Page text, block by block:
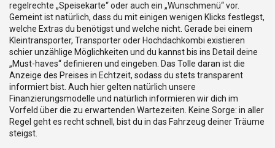
regelrechte „Speisekarte“ oder auch ein „Wunschmenü“ vor.
Gemeint ist natürlich, dass du mit einigen wenigen Klicks festlegst,
welche Extras du benötigst und welche nicht. Gerade bei einem
Kleintransporter, Transporter oder Hochdachkombi existieren
schier unzählige Möglichkeiten und du kannst bis ins Detail deine
„Must-haves“ definieren und eingeben. Das Tolle daran ist die
Anzeige des Preises in Echtzeit, sodass du stets transparent
informiert bist. Auch hier gelten natürlich unsere
Finanzierungsmodelle und natürlich informieren wir dich im
Vorfeld über die zu erwartenden Wartezeiten. Keine Sorge: in aller
Regel geht es recht schnell, bist du in das Fahrzeug deiner Träume
steigst.